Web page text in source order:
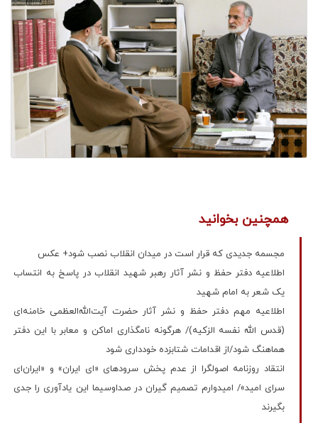
همچنین بخوانید
مجسمه جدیدی که قرار است در میدان انقلاب نصب شود+ عکس
اطلاعیه دفتر حفظ و نشر آثار رهبر شهید انقلاب در پاسخ به انتساب
یک شعر به امام شهید
اطلاعیه‌ مهم دفتر حفظ و نشر آثار حضرت آیت‌الله‌العظمی خامنه‌ای
(قدس الله نفسه الزکیه)/ هرگونه نامگذاری اماکن و معابر با این دفتر
هماهنگ شود/از اقدامات شتابزده خودداری شود
انتقاد روزنامه اصولگرا از عدم پخش سرودهای «ای ایران» و «ایران‌ای
سرای امید»/ امیدوارم تصمیم گیران در صداوسیما این یادآوری را جدی
بگیرند